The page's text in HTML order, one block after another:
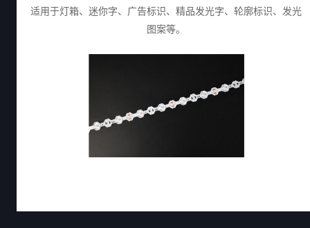
适用于灯箱、迷你字、广告标识、精品发光字、轮廓标识、发光
图案等。